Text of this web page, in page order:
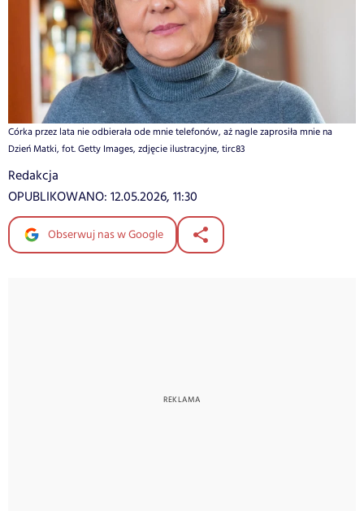
Córka przez lata nie odbierała ode mnie telefonów, aż nagle zaprosiła mnie na
Dzień Matki, fot. Getty Images, zdjęcie ilustracyjne, tirc83
Redakcja
OPUBLIKOWANO: 12.05.2026, 11:30
Obserwuj nas w Google